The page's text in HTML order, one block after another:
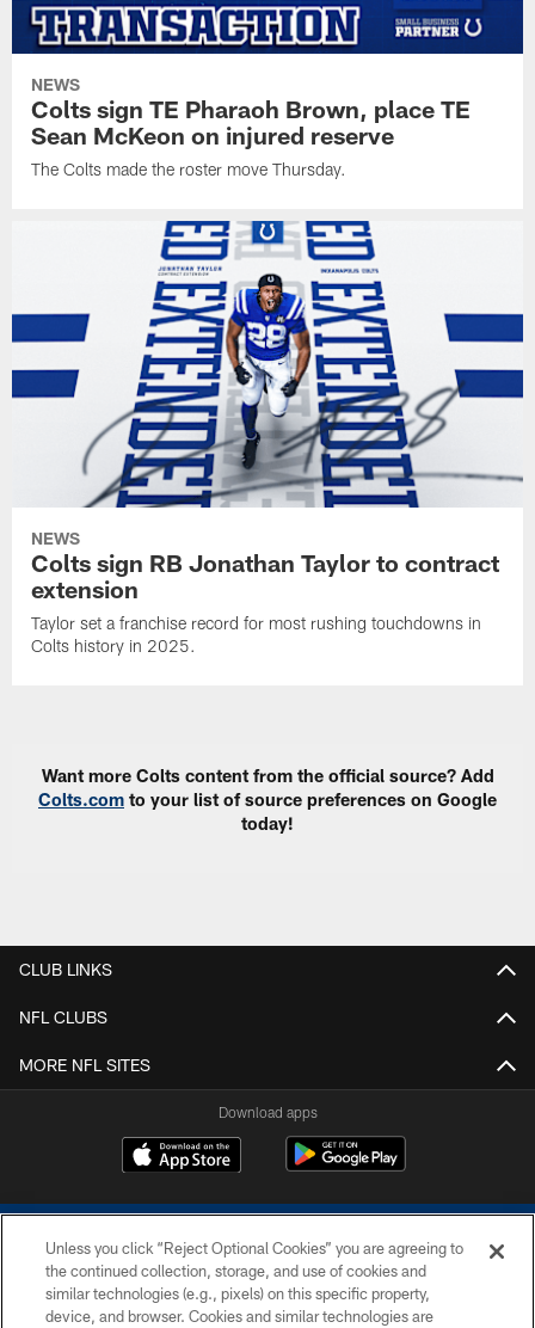
NEWS
Colts sign TE Pharaoh Brown, place TE
Sean McKeon on injured reserve
The Colts made the roster move Thursday.
NEWS
Colts sign RB Jonathan Taylor to contract
extension
Taylor set a franchise record for most rushing touchdowns in
Colts history in 2025.
Want more Colts content from the official source? Add
Colts.com to your list of source preferences on Google
today!
CLUB LINKS
NFL CLUBS
MORE NFL SITES
Download apps
Unless you click “Reject Optional Cookies” you are agreeing to
the continued collection, storage, and use of cookies and
similar technologies (e.g., pixels) on this specific property,
device, and browser. Cookies and similar technologies are